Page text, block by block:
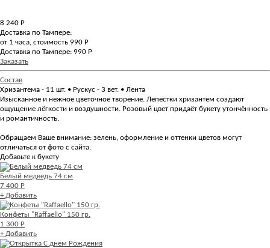
8 240 Р
Доставка по Тампере:
от 1 часа, стоимость 990 Р
Доставка по Тампере: 990 Р
Заказать
Состав
Хризантема - 11 шт. • Рускус - 3 вет. • Лента
Изысканное и нежное цветочное творение. Лепестки хризантем создают
ощущение лёгкости и воздушности. Розовый цвет придаёт букету утончённость
и романтичность.
Обращаем Ваше внимание: зелень, оформление и оттенки цветов могут
отличаться от фото с сайта.
Добавьте к букету
Белый медведь 74 см
7 400 Р
+ Добавить
Конфеты "Raffaello" 150 гр.
1 300 Р
+ Добавить